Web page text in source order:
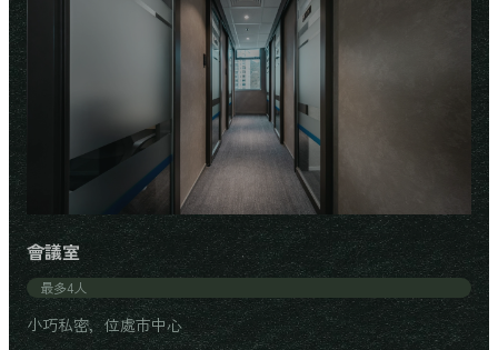
會議室
最多4人
小巧私密，位處市中心